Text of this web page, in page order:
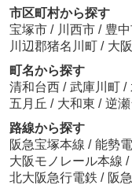
市区町村から探す
宝塚市 / 川西市 / 豊
川辺郡猪名川町 / 大
町名から探す
清和台西 / 武庫川町 /
五月丘 / 大和東 / 逆瀬
路線から探す
阪急宝塚本線 / 能勢
大阪モノレール本線 /
北大阪急行電鉄 / 阪